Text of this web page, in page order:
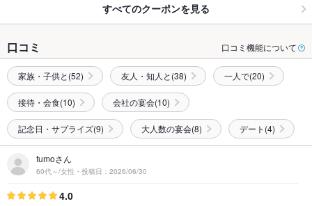
すべてのクーポンを見る
口コミ 口コミ機能について
家族・子供と(52) 友人・知人と(38) 一人で(20)
接待・会食(10) 会社の宴会(10)
記念日・サプライズ(9) 大人数の宴会(8) デート(4)
fumoさん
60代～/女性・投稿日：2026/06/30
4.0